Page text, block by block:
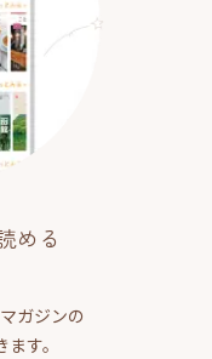
める
ガジンの
す。